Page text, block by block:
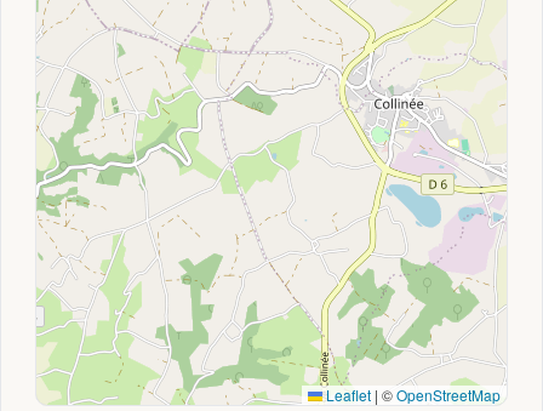
Leaflet | ©OpenStreetMap